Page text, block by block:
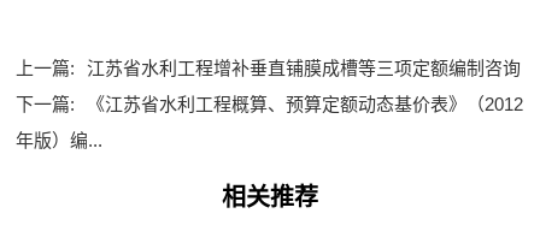
上一篇:
江苏省水利工程增补垂直铺膜成槽等三项定额编制咨询
下一篇:
《江苏省水利工程概算、预算定额动态基价表》（2012
年版）编...
相关推荐